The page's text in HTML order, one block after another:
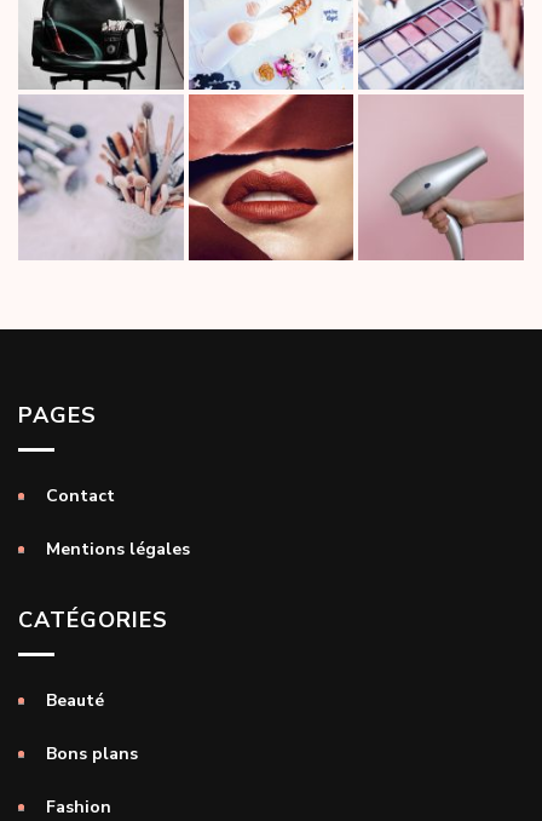
PAGES
Contact
Mentions légales
CATÉGORIES
Beauté
Bons plans
Fashion